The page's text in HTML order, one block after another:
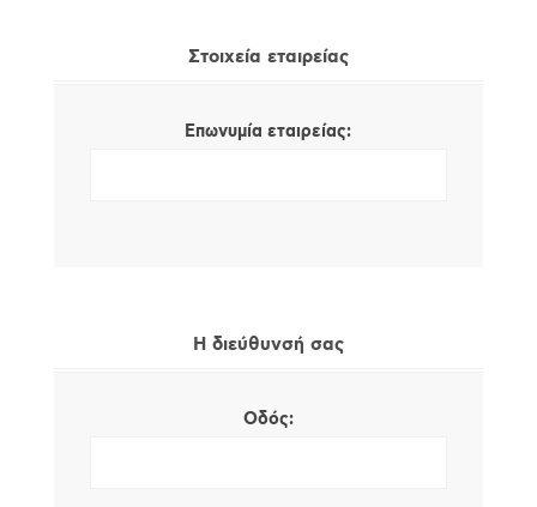
Στοιχεία εταιρείας
Επωνυμία εταιρείας:
Η διεύθυνσή σας
Οδός: